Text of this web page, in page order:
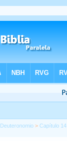
Deuteronomio >Capítulo 14